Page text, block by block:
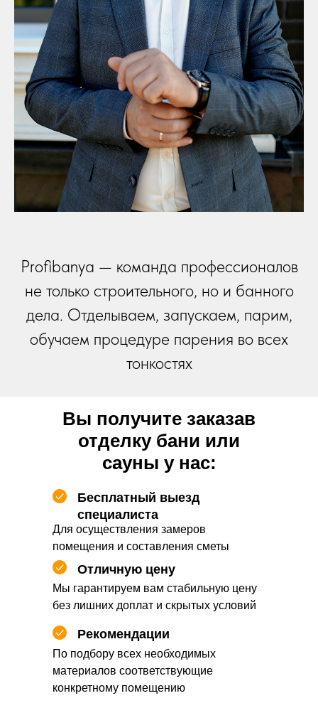
Profibanya — команда профессионалов
не только строительного, но и банного
дела. Отделываем, запускаем, парим,
обучаем процедуре парения во всех
тонкостях
Рекомендации
По подбору всех необходимых
материалов соответствующие
конкретному помещению
Бесплатный выезд
специалиста
Для осуществления замеров
помещения и составления сметы
Отличную цену
Мы гарантируем вам стабильную цену
без лишних доплат и скрытых условий
Вы получите заказав
отделку бани или
сауны у нас: